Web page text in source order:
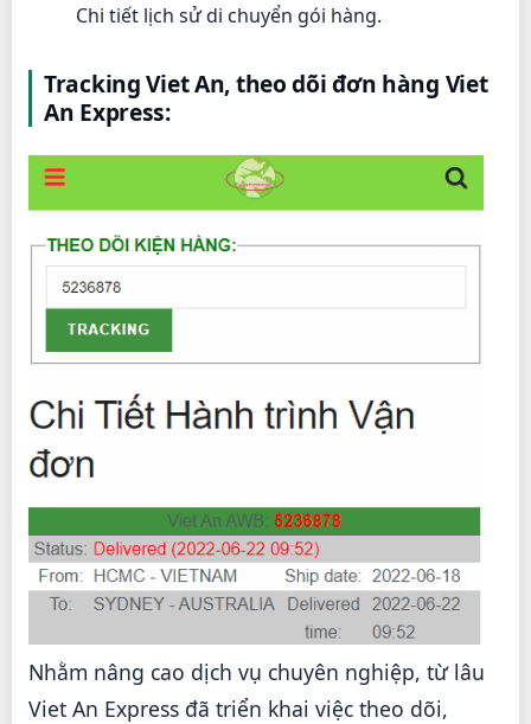
Chi tiết lịch sử di chuyển gói hàng.
Tracking Viet An, theo dõi đơn hàng Viet
An Express:
Nhằm nâng cao dịch vụ chuyên nghiệp, từ lâu
Viet An Express đã triển khai việc theo dõi,